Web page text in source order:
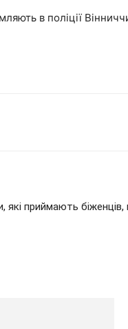
в поліції
які приймають